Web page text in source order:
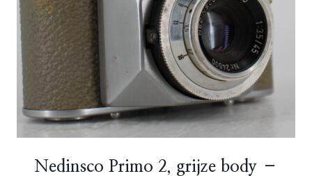
Nedinsco Primo 2, grijze body –